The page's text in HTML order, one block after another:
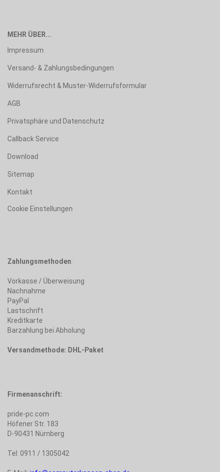
MEHR ÜBER...
Impressum
Versand- & Zahlungsbedingungen
Widerrufsrecht & Muster-Widerrufsformular
AGB
Privatsphäre und Datenschutz
Callback Service
Download
Sitemap
Kontakt
Cookie Einstellungen
Zahlungsmethoden:
Vorkasse / Überweisung
Nachnahme
PayPal
Lastschrift
Kreditkarte
Barzahlung bei Abholung
Versandmethode: DHL-Paket
Firmenanschrift:
pride-pc.com
Höfener Str. 183
D-90431 Nürnberg
Tel: 0911 / 1305042